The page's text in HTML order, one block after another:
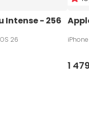
Intense - 256
26
1